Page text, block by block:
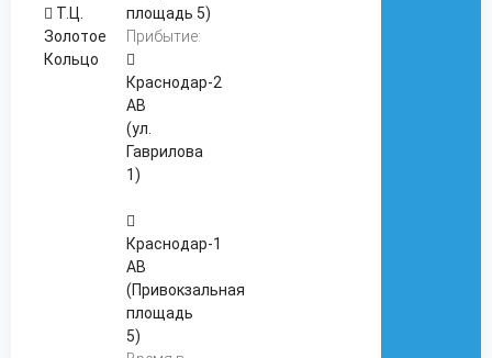
Т.Ц.
Золотое
Кольцо
площадь 5)
Прибытие:
Краснодар-2
АВ
(ул.
Гаврилова
1)
Краснодар-1
АВ
(Привокзальная
площадь
5)